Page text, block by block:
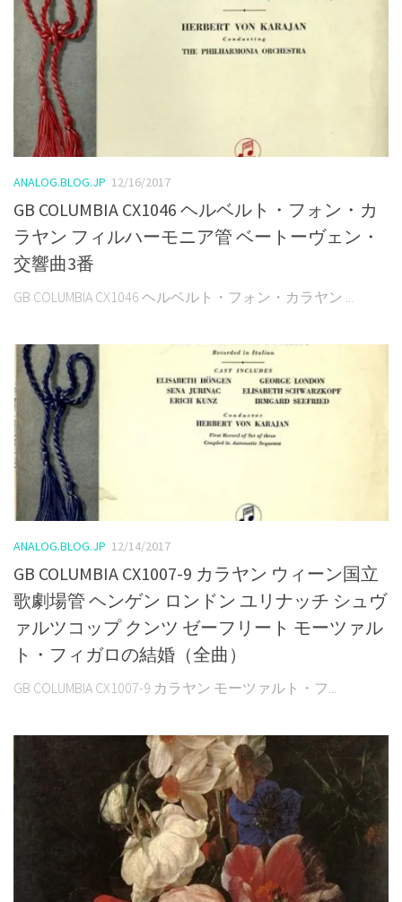
ANALOG.BLOG.JP 12/16/2017
GB COLUMBIA CX1046 ヘルベルト・フォン・カ
ラヤン フィルハーモニア管 ベートーヴェン・
交響曲3番
GB COLUMBIA CX1046 ヘルベルト・フォン・カラヤン ...
ANALOG.BLOG.JP 12/14/2017
GB COLUMBIA CX1007-9 カラヤン ウィーン国立
歌劇場管 ヘンゲン ロンドン ユリナッチ シュヴ
ァルツコップ クンツ ゼーフリート モーツァル
ト・フィガロの結婚（全曲）
GB COLUMBIA CX1007-9 カラヤン モーツァルト・フ...